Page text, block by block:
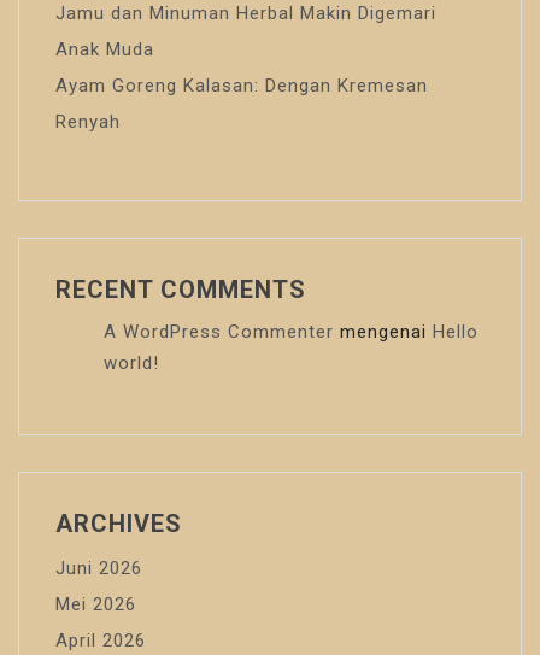
Jamu dan Minuman Herbal Makin Digemari
Anak Muda
Ayam Goreng Kalasan: Dengan Kremesan
Renyah
RECENT COMMENTS
A WordPress Commenter mengenai Hello
world!
ARCHIVES
Juni 2026
Mei 2026
April 2026